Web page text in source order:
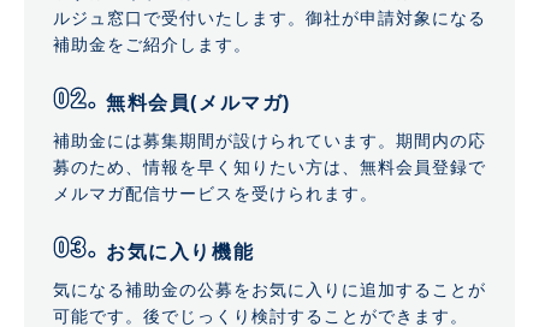
ルジュ窓口で受付いたします。御社が申請対象になる
補助金をご紹介します。
無料会員(メルマガ)
補助金には募集期間が設けられています。期間内の応
募のため、情報を早く知りたい方は、無料会員登録で
メルマガ配信サービスを受けられます。
お気に入り機能
気になる補助金の公募をお気に入りに追加することが
可能です。後でじっくり検討することができます。